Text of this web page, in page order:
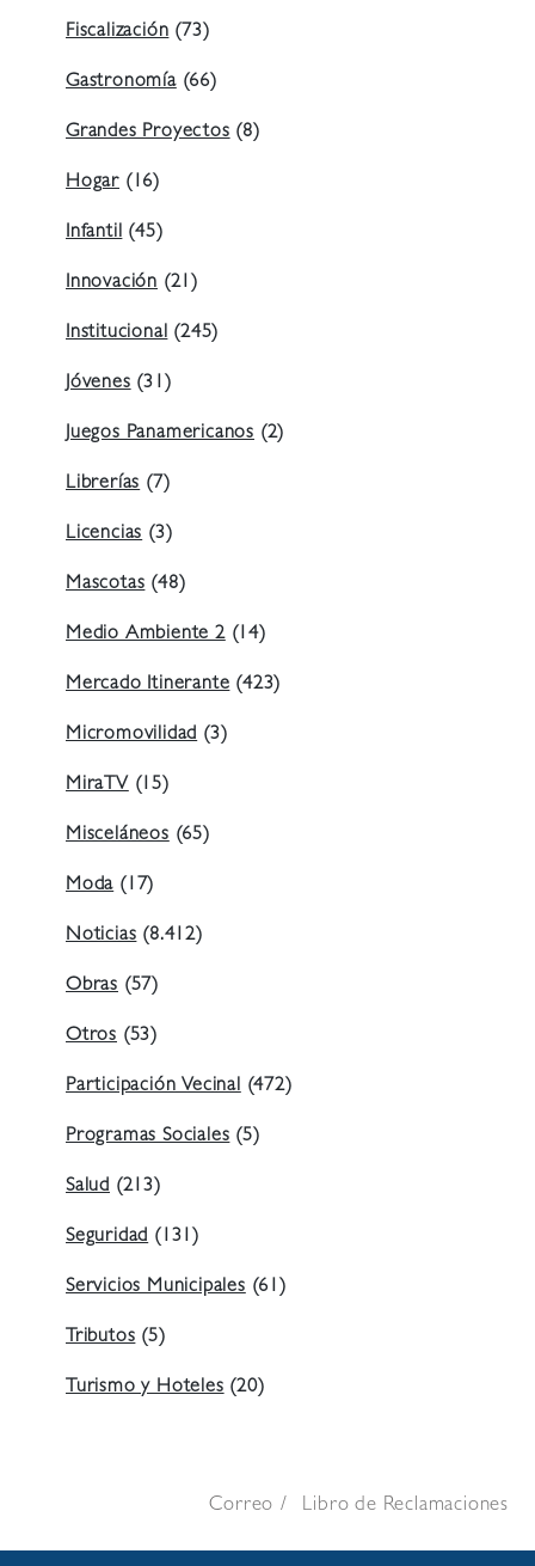
Fiscalización (73)
Gastronomía(66)
Grandes Proyectos (8)
Hogar (16)
Infantil (45)
Innovación (21)
Institucional (245)
Jóvenes (31)
Juegos Panamericanos (2)
Librerías (7)
Licencias (3)
Mascotas (48)
Medio Ambiente 2(14)
Mercado Itinerante (423)
Micromovilidad (3)
MiraTV (15)
Misceláneos (65)
Moda (17)
Noticias (8.412)
Obras (57)
Otros (53)
Participación Vecinal (472)
Programas Sociales (5)
Salud (213)
Seguridad (131)
Servicios Municipales (61)
Tributos (5)
Turismo y Hoteles (20)
Correo Libro de Reclamaciones